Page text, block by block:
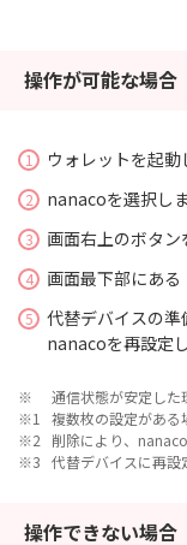
操作が可能な場合
1 ウォレットを起動
2 nanacoを選択しま
3
画面右上のボタン
4 画面最下部にある
5
代替デバイスの
nanacoを再設定し
通信状態が安定した
複数枚の設定がある
削除により、
代替デバイスに再設
操作できない場合